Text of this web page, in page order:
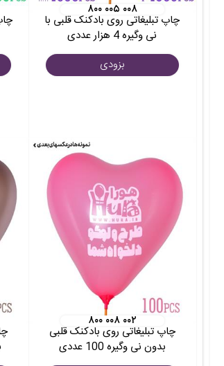
۸۰۰ ۰۰۵ ۰۰۸
چاپ تبلیغاتی روی بادکنک قلبی با
نی وگیره 4 هزار عددی
بزودی
۸۰۰ ۰۰۸ ۰۰۲
چاپ تبلیغاتی روی بادکنک قلبی
بدون نی وگیره 100 عددی